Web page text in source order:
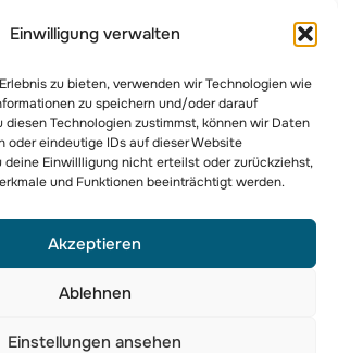
Einwilligung verwalten
zu bieten, verwenden wir Technologien wie
zu speichern und/oder darauf
diesen Technologien zustimmst, können wir Daten
oder eindeutige IDs auf dieser Website
deine Einwillligung nicht erteilst oder zurückziehst,
und Funktionen beeinträchtigt werden.
Akzeptieren
Ablehnen
Einstellungen ansehen
6, 48143
zur Komplettübersicht
ist die umfassendste Übersicht für